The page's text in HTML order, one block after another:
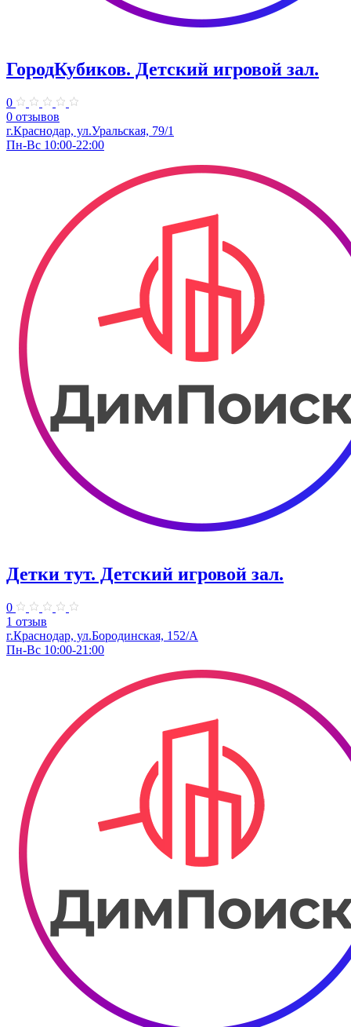
ГородКубиков. ​Детский игровой зал.
0
0 отзывов
г.Краснодар, ​ул.Уральская, 79/1
Пн-Вс 10:00-22:00
Детки тут. Детский игровой зал.
0
1 отзыв
г.Краснодар, ул.​Бородинская, 152/А
Пн-Вс 10:00-21:00